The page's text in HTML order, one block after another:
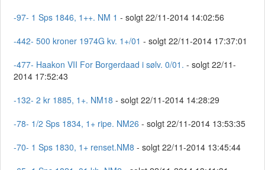
-97- 1 Sps 1846, 1++. NM 1 - solgt 22/11-2014 14:02:56
-442- 500 kroner 1974G kv. 1+/01 - solgt 22/11-2014 17:37:01
-477- Haakon VII For Borgerdaad i sølv. 0/01. - solgt 22/11-
2014 17:52:43
-132- 2 kr 1885, 1+. NM18 - solgt 22/11-2014 14:28:29
-78- 1/2 Sps 1834, 1+ ripe. NM26 - solgt 22/11-2014 13:53:35
-70- 1 Sps 1830, 1+ renset.NM8 - solgt 22/11-2014 13:45:44